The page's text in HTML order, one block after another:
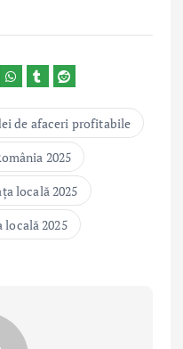
de afaceri profitabile
2025
locală 2025
2025